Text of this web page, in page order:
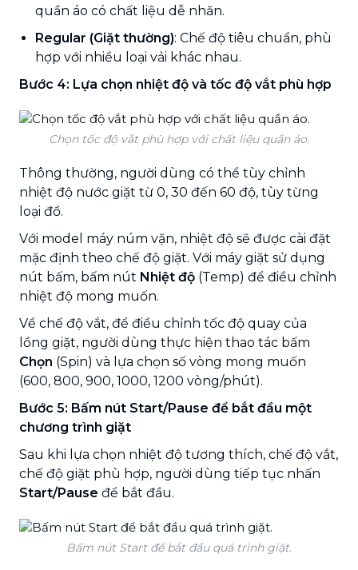
quần áo có chất liệu dễ nhăn.
Regular (Giặt thường): Chế độ tiêu chuẩn, phù
hợp với nhiều loại vải khác nhau.
Bước 4: Lựa chọn nhiệt độ và tốc độ vắt phù hợp
Chọn tốc độ vắt phù hợp với chất liệu quần áo.
Thông thường, người dùng có thể tùy chỉnh
nhiệt độ nước giặt từ 0, 30 đến 60 độ, tùy từng
loại đồ.
Với model máy núm vặn, nhiệt độ sẽ được cài đặt
mặc định theo chế độ giặt. Với máy giặt sử dụng
nút bấm, bấm nút Nhiệt độ (Temp) để điều chỉnh
nhiệt độ mong muốn.
Về chế độ vắt, để điều chỉnh tốc độ quay của
lồng giặt, người dùng thực hiện thao tác bấm
Chọn (Spin) và lựa chọn số vòng mong muốn
(600, 800, 900, 1000, 1200 vòng/phút).
Bước 5: Bấm nút Start/Pause để bắt đầu một
chương trình giặt
Sau khi lựa chọn nhiệt độ tương thích, chế độ vắt,
chế độ giặt phù hợp, người dùng tiếp tục nhấn
Start/Pause để bắt đầu.
Bấm nút Start để bắt đầu quá trình giặt.